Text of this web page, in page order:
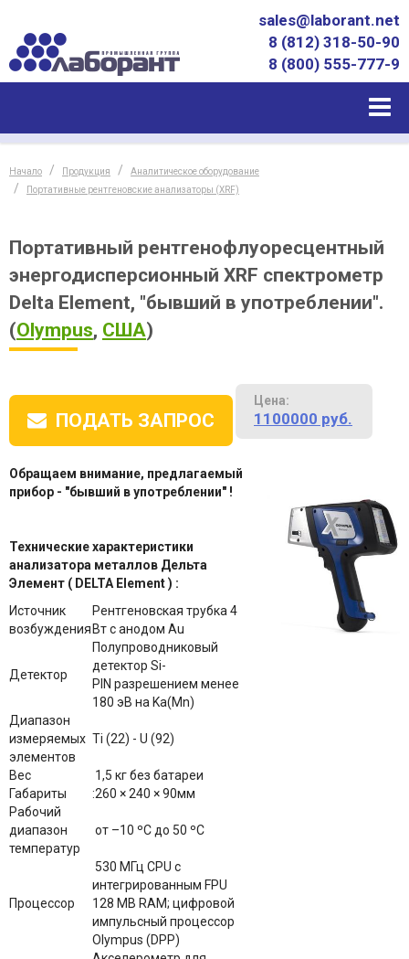
sales@laborant.net
8 (812) 318-50-90
8 (800) 555-777-9
Начало Продукция
Аналитическое оборудование
Портативные рентгеновские анализаторы (XRF)
Портативный рентгенофлуоресцентный
энергодисперсионный XRF спектрометр
Delta Element, "бывший в употреблении".
(Olympus, США)
ПОДАТЬ ЗАПРОС
Цена:
1100000 руб.
Обращаем внимание, предлагаемый
прибор - "бывший в употреблении" !
Технические характеристики
анализатора металлов Дельта
Элемент ( DELTA Element ) :
Источник
возбуждения
Рентгеновская трубка 4
Вт с анодом Au
Детектор
Полупроводниковый
детектор Si-
PIN разрешением менее
180 эВ на Ka(Mn)
Диапазон
измеряемых
элементов
Ti (22) - U (92)
Вес
1,5 кг без батареи
Габариты
:260 × 240 × 90мм
Рабочий
диапазон
температур
от –10 ºC до 50 ºC
Процессор
530 МГц CPU с
интегрированным FPU
128 MB RAM; цифровой
импульсный процессор
Olympus (DPP)